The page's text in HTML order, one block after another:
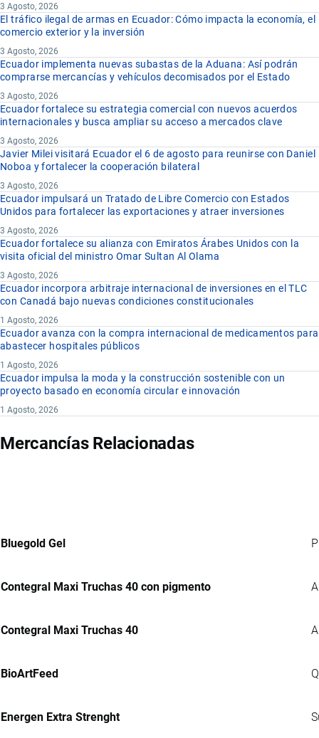
3 Agosto, 2026
El tráfico ilegal de armas en Ecuador: Cómo impacta la economía, el
comercio exterior y la inversión
3 Agosto, 2026
Ecuador implementa nuevas subastas de la Aduana: Así podrán
comprarse mercancías y vehículos decomisados por el Estado
3 Agosto, 2026
Ecuador fortalece su estrategia comercial con nuevos acuerdos
internacionales y busca ampliar su acceso a mercados clave
3 Agosto, 2026
Javier Milei visitará Ecuador el 6 de agosto para reunirse con Daniel
Noboa y fortalecer la cooperación bilateral
3 Agosto, 2026
Ecuador impulsará un Tratado de Libre Comercio con Estados
Unidos para fortalecer las exportaciones y atraer inversiones
3 Agosto, 2026
Ecuador fortalece su alianza con Emiratos Árabes Unidos con la
visita oficial del ministro Omar Sultan Al Olama
3 Agosto, 2026
Ecuador incorpora arbitraje internacional de inversiones en el TLC
con Canadá bajo nuevas condiciones constitucionales
1 Agosto, 2026
Ecuador avanza con la compra internacional de medicamentos para
abastecer hospitales públicos
1 Agosto, 2026
Ecuador impulsa la moda y la construcción sostenible con un
proyecto basado en economía circular e innovación
1 Agosto, 2026
Mercancías Relacionadas
Bluegold Gel
Contegral Maxi Truchas 40 con pigmento
Contegral Maxi Truchas 40
BioArtFeed
Energen Extra Strenght